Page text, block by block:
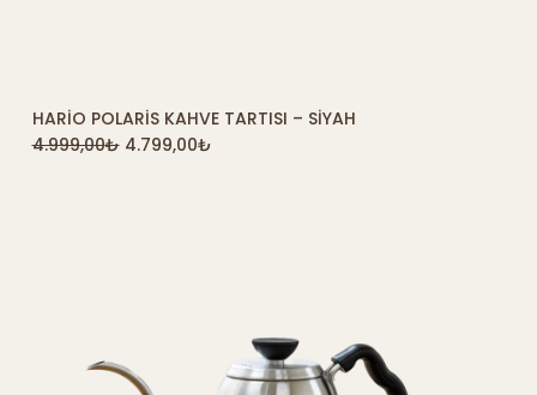
SEPETE EKLE
HARIO POLARIS KAHVE TARTISI – SIYAH
4.999,00₺ 4.799,00₺